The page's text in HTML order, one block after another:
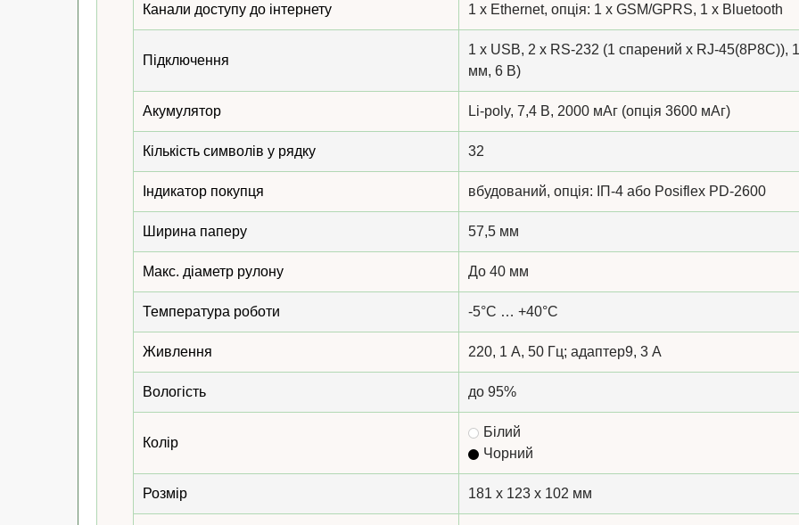
Канали доступу до інтернету 1 x Ethernet, опція: 1 x GSM/GPRS, 1 х Bluetooth
Підключення
1 x USB, 2 x RS-232 (1 спарений x RJ-45(8P8C)),
мм, 6 В)
Акумулятор Li-poly, 7,4 В, 2000 мАг (опція 3600 мАг)
Кількість символів у рядку 32
Індикатор покупця вбудований, опція: ІП-4 або Posiflex PD-2600
Ширина паперу 57,5 мм
Макс. діаметр рулону До 40 мм
Температура роботи -5°C … +40°C
Живлення 220, 1 А, 50 Гц; адаптер9, 3 А
Вологість до 95%
Колір
Білий
Чорний
Розмір 181 x 123 x 102 мм